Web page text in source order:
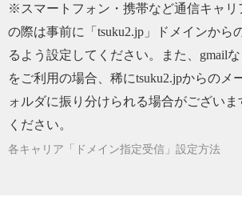
す！
2026/03/23 【マスミのメルマガ No.１１
から整う、自然素材の手袋
2026/03/06【マスミのメルマガ No.１０
らせ｜金銀箔特別講座
2026/02/10
節に最適！プロポリススプレ
※スマートフォン・携帯など通信キャリ
の際は事前に「tsuku2.jp」ドメインから
るよう設定してください。また、gmail
をご利用の場合、稀にtsuku2.jpからのメ
ォルダに振り分けられる場合がござい
ください。
各キャリア「ドメイン指定受信」設定方法